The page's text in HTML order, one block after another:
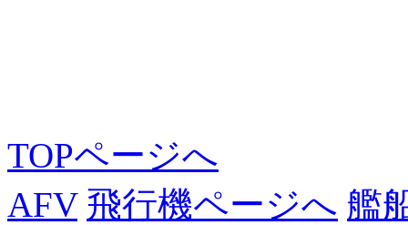
TOPページへ
AFV 飛行機ページへ 艦